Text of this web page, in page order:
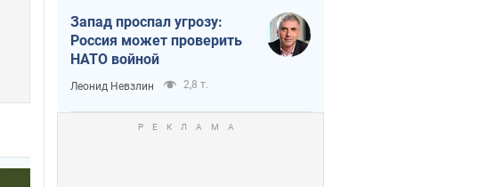
Запад проспал угрозу:
Россия может проверить
НАТО войной
Леонид Невзлин 2,8 т.